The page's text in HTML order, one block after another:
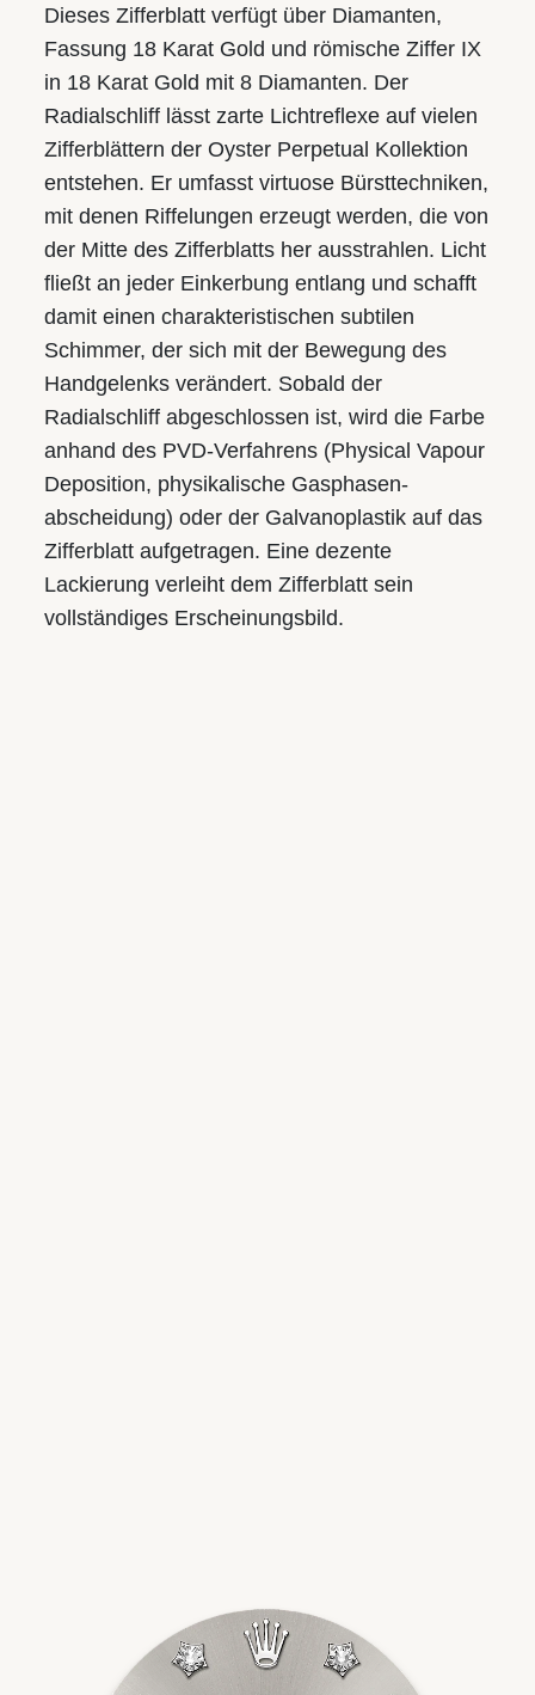
Dieses Zifferblatt verfügt über Diamanten,
Fassung 18 Karat Gold und römische Ziffer IX
in 18 Karat Gold mit 8 Diamanten. Der
Radialschliff lässt zarte Lichtreflexe auf vielen
Zifferblättern der Oyster Perpetual Kollektion
entstehen. Er umfasst virtuose Bürsttechniken,
mit denen Riffelungen erzeugt werden, die von
der Mitte des Zifferblatts her ausstrahlen. Licht
fließt an jeder Einkerbung entlang und schafft
damit einen charakteristischen subtilen
Schimmer, der sich mit der Bewegung des
Handgelenks verändert. Sobald der
Radialschliff abgeschlossen ist, wird die Farbe
anhand des PVD-Verfahrens (Physical Vapour
Deposition, physikalische Gasphasen­
abscheidung) oder der Galvanoplastik auf das
Zifferblatt aufgetragen. Eine dezente
Lackierung verleiht dem Zifferblatt sein
vollständiges Erscheinungsbild.